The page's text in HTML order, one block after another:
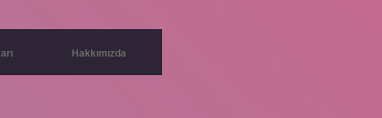
Hakkımızda